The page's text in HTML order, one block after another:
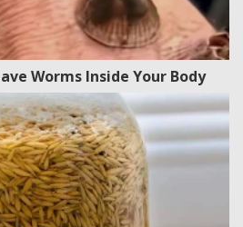
Worms Inside Your Body